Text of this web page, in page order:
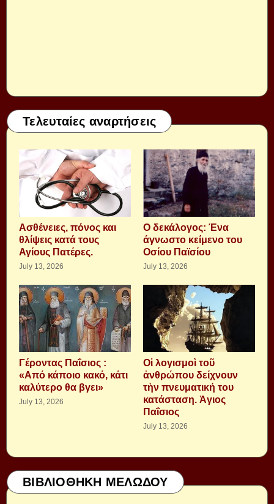
Τελευταίες αναρτήσεις
Aσθένειες, πόνος και
θλίψεις κατά τους
Αγίους Πατέρες.
July 13, 2026
Ο δεκάλογος: Ένα
άγνωστο κείμενο του
Οσίου Παϊσίου
July 13, 2026
Γέροντας Παΐσιος :
«Από κάποιο κακό, κάτι
καλύτερο θα βγει»
July 13, 2026
Οἱ λογισμοὶ τοῦ
ἀνθρώπου δείχνουν
τὴν πνευματική του
κατάσταση. Ἁγιος
Παΐσιος
July 13, 2026
ΒΙΒΛΙΟΘΗΚΗ ΜΕΛΩΔΟΥ